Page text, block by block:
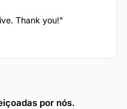
Thank you!"
por nós.